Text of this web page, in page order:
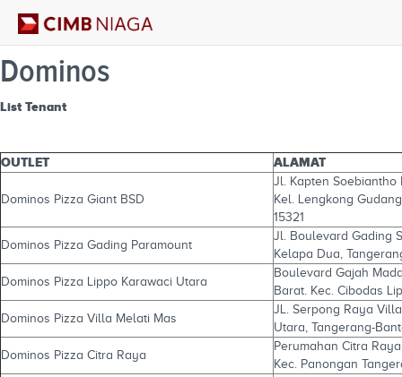
Dominos
List Tenant
OUTLET ALAMAT
Dominos Pizza Giant BSD
Jl. Kapten Soebiantho
Kel. Lengkong
15321
Dominos Pizza Gading Paramount
Jl. Boulevard Gading
Kelapa Dua,
Dominos Pizza Lippo Karawaci Utara
Boulevard Gajah
Barat. Kec. Cibodas
Dominos Pizza Villa Melati Mas
JL. Serpong Raya
Utara, Tangerang-
Dominos Pizza Citra Raya
Perumahan Citra
Kec. Panongan